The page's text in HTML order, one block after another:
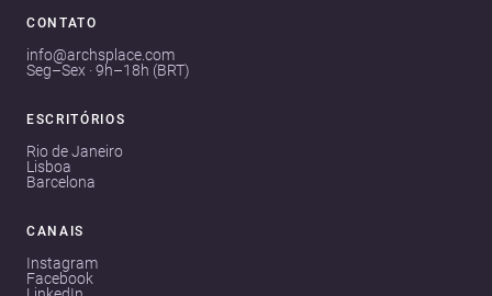
CONTATO
info@archsplace.com
Seg–Sex · 9h–18h (BRT)
ESCRITÓRIOS
Rio de Janeiro
Lisboa
Barcelona
CANAIS
Instagram
Facebook